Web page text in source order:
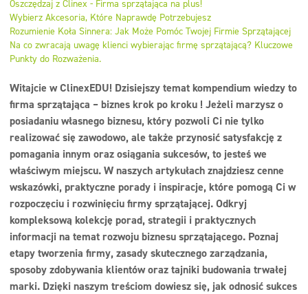
Dezynfekcja
Linia ekonomiczna
Dozowniki
Witajcie w ClinexEDU! Dzisiejszy temat kompendium wiedzy to
firma sprzątająca – biznes krok po kroku ! Jeżeli marzysz o
posiadaniu własnego biznesu, który pozwoli Ci nie tylko
realizować się zawodowo, ale także przynosić satysfakcję z
pomagania innym oraz osiągania sukcesów, to jesteś we
właściwym miejscu. W naszych artykułach znajdziesz cenne
wskazówki, praktyczne porady i inspiracje, które pomogą Ci w
rozpoczęciu i rozwinięciu firmy sprzątającej. Odkryj
kompleksową kolekcję porad, strategii i praktycznych
informacji na temat rozwoju biznesu sprzątającego. Poznaj
etapy tworzenia firmy, zasady skutecznego zarządzania,
sposoby zdobywania klientów oraz tajniki budowania trwałej
marki. Dzięki naszym treściom dowiesz się, jak odnosić sukces
Oszczędzaj z Clinex - Firma sprzątająca na plus!
Wybierz Akcesoria, Które Naprawdę Potrzebujesz
Rozumienie Koła Sinnera: Jak Może Pomóc Twojej Firmie Sprzątającej
Na co zwracają uwagę klienci wybierając firmę sprzątającą? Kluczowe
Punkty do Rozważenia.